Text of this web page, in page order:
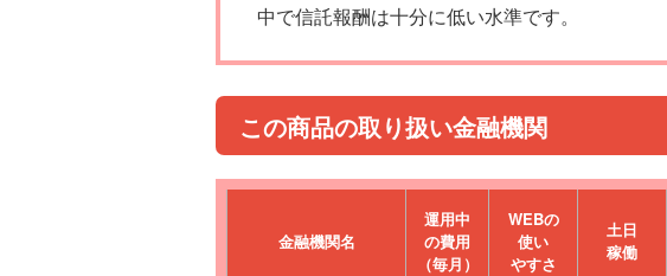
中で信託報酬は十分に低い水準です。
この商品の取り扱い金融機関
金融機関名
運⽤中
の費⽤
（毎⽉）
WEBの
使い
やすさ
⼟⽇
稼働